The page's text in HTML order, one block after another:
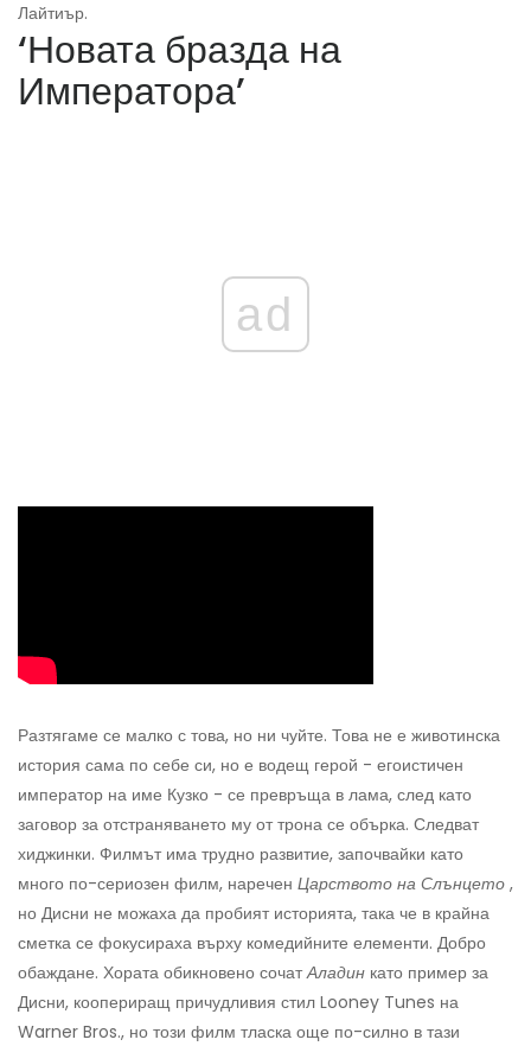
Лайтиър.
‘Новата бразда на
Императора’
ad
Разтягаме се малко с това, но ни чуйте. Това не е животинска
история сама по себе си, но е водещ герой - егоистичен
император на име Кузко - се превръща в лама, след като
заговор за отстраняването му от трона се обърка. Следват
хиджинки. Филмът има трудно развитие, започвайки като
много по-сериозен филм, наречен Царството на Слънцето ,
но Дисни не можаха да пробият историята, така че в крайна
сметка се фокусираха върху комедийните елементи. Добро
обаждане. Хората обикновено сочатАладин като пример за
Дисни, коопериращ причудливия стил Looney Tunes на
Warner Bros., но този филм тласка още по-силно в тази